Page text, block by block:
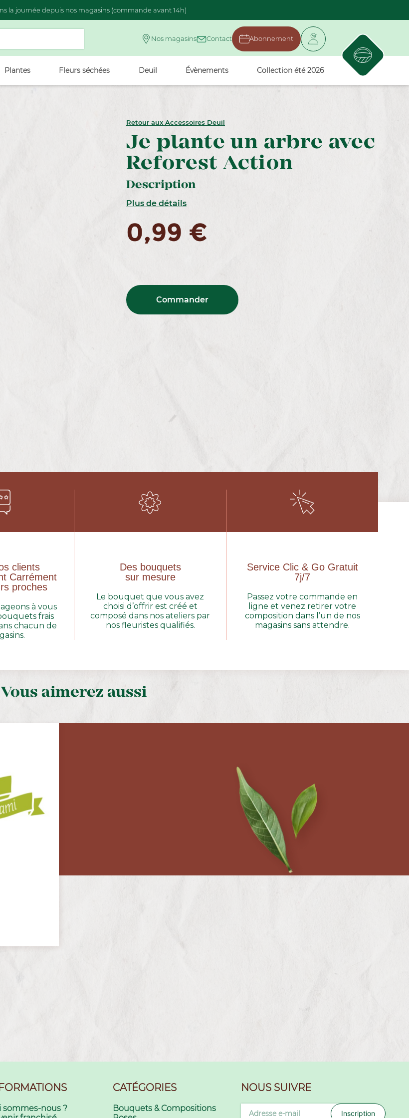
la journée depuis nos magasins (commande avant 14h)
Nos magasins Contact Abonnement
Plantes Fleurs séchées Deuil Évènements Collection été 2026
Retour aux Accessoires Deuil
Je plante un arbre avec
Reforest Action
Description
Plus de détails
0,99 €
Commander
clients
Carrément
proches
à vous
frais
chacun de
Des bouquets
sur mesure
Le bouquet que vous avez
choisi d’offrir est créé et
composé dans nos ateliers par
nos fleuristes qualifiés.
Service Clic & Go Gratuit
7j/7
Passez votre commande en
ligne et venez retirer votre
composition dans l’un de nos
magasins sans attendre.
Vous aimerez aussi
sommes-nous ?
CATÉGORIES
Bouquets & Compositions
NOUS SUIVRE
Inscription